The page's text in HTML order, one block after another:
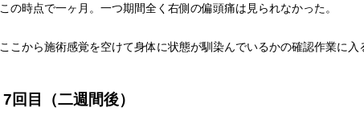
この時点で一ヶ月。一つ期間全く右側の偏頭痛は見られなかった。
ここから施術感覚を空けて身体に状態が馴染んでいるかの確認作業に入
7回目（二週間後）